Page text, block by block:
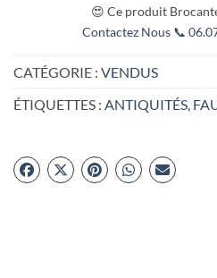
😍 Ce produit
Contactez Nous 📞
CATÉGORIE : VENDUS
ÉTIQUETTES : ANTIQUITÉS,